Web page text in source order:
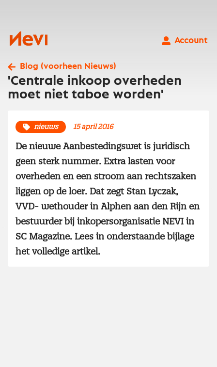
Nevi
Account
Blog (voorheen Nieuws)
'Centrale inkoop overheden
moet niet taboe worden'
nieuws 15 april 2016
De nieuwe Aanbestedingswet is juridisch
geen sterk nummer. Extra lasten voor
overheden en een stroom aan rechtszaken
liggen op de loer. Dat zegt Stan Lyczak,
VVD- wethouder in Alphen aan den Rijn en
bestuurder bij inkopersorganisatie NEVI in
SC Magazine. Lees in onderstaande bijlage
het volledige artikel.